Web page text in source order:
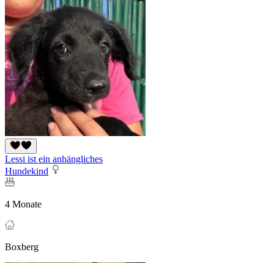
Lessi ist ein anhängliches
Hundekind
4 Monate
Boxberg